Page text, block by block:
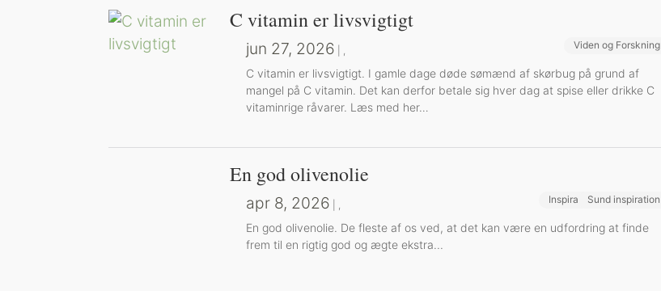
C vitamin er livsvigtigt
jun 27, 2026 Sund inspiration
Viden og Forskning
C vitamin er livsvigtigt. I gamle dage døde sømænd af skørbug på grund af
mangel på C vitamin. Det kan derfor betale sig hver dag at spise eller drikke C
vitaminrige råvarer. Læs med her…
En god olivenolie
apr 8, 2026 Inspiration og Oplevelser
Sund inspiration
En god olivenolie. De fleste af os ved, at det kan være en udfordring at finde
frem til en rigtig god og ægte ekstra...